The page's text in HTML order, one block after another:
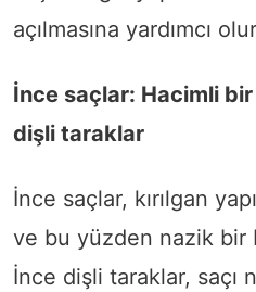
açılmasına yardımcı
İnce saçlar: Hacimli
dişli taraklar
İnce saçlar, kırılgan
ve bu yüzden nazik bir
İnce dişli taraklar, saçı